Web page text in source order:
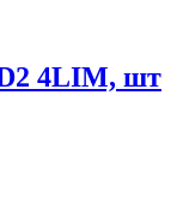
4LIM, шт